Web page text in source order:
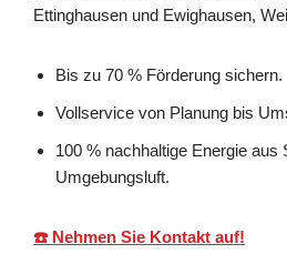
Ettinghausen und Ewighausen,
Bis zu 70 % Förderung sichern.
Vollservice von Planung bis
100 % nachhaltige Energie aus
Umgebungsluft.
☎️ Nehmen Sie Kontakt auf!